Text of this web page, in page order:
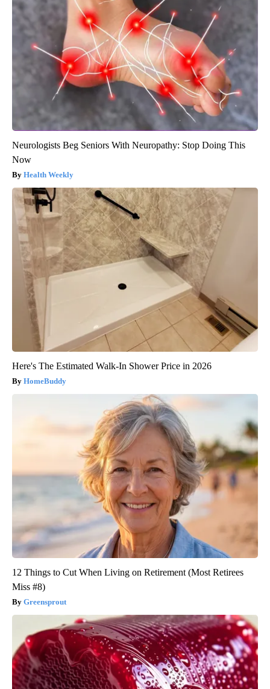
Neurologists Beg Seniors With Neuropathy: Stop Doing This
Now
Health Weekly
Here's The Estimated Walk-In Shower Price in 2026
HomeBuddy
12 Things to Cut When Living on Retirement (Most Retirees
Miss #8)
Greensprout